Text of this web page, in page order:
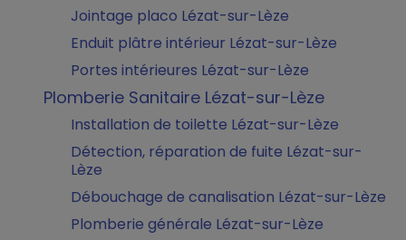
Jointage placo Lézat-sur-Lèze
Enduit plâtre intérieur Lézat-sur-Lèze
Portes intérieures Lézat-sur-Lèze
Plomberie Sanitaire Lézat-sur-Lèze
Installation de toilette Lézat-sur-Lèze
Détection, réparation de fuite Lézat-sur-
Lèze
Débouchage de canalisation Lézat-sur-Lèze
Plomberie générale Lézat-sur-Lèze